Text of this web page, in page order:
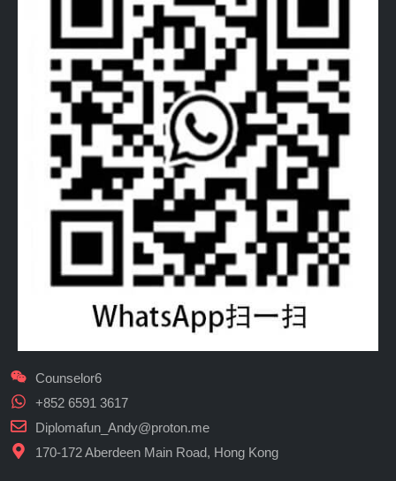
Counselor6
+852 6591 3617
Diplomafun_Andy@proton.me
170-172 Aberdeen Main Road, Hong Kong